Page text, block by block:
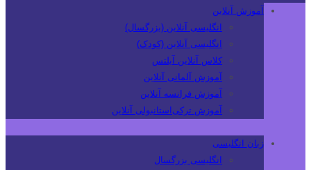
آموزش آنلاین
انگلیسی آنلاین (بزرگسال)
انگلیسی آنلاین (کودک)
کلاس آنلاین آیلتس
آموزش آلمانی آنلاین
آموزش فرانسه آنلاین
آموزش ترکی‌استانبولی آنلاین
زبان انگلیسی
انگلیسی بزرگسال